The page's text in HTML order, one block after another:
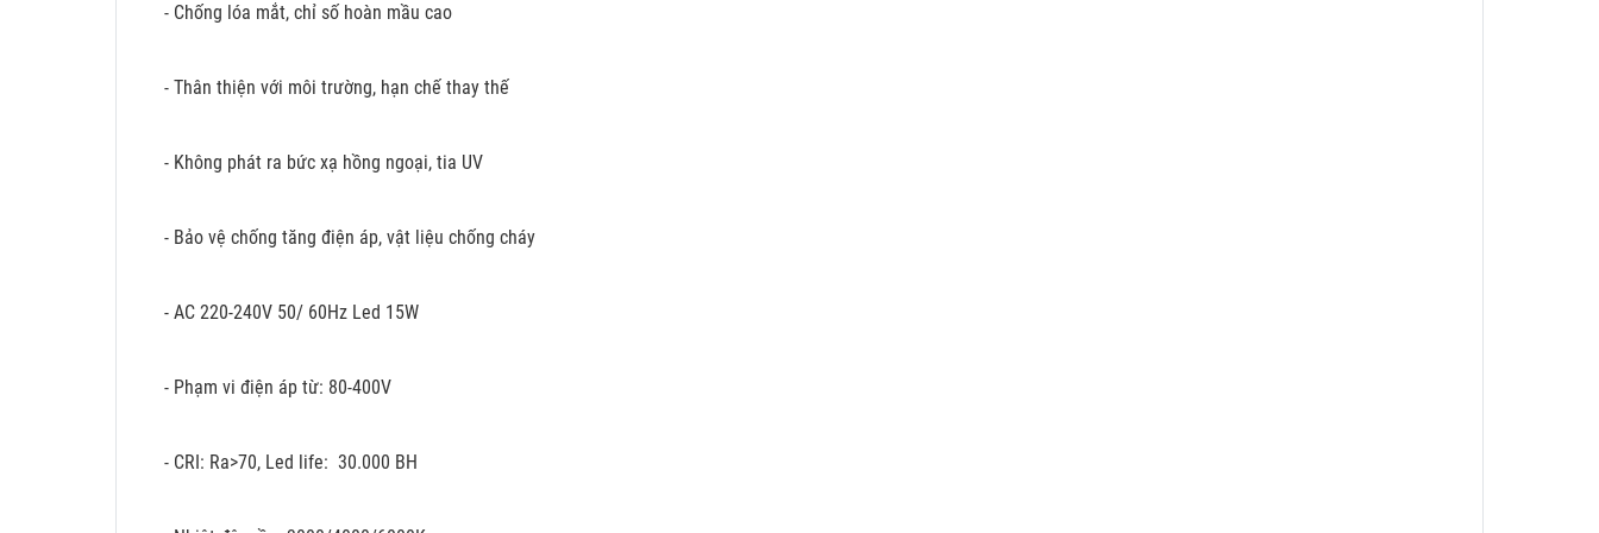
- Chống lóa mắt, chỉ số hoàn mầu cao
- Thân thiện với môi trường, hạn chế thay thế
- Không phát ra bức xạ hồng ngoại, tia UV
- Bảo vệ chống tăng điện áp, vật liệu chống cháy
- AC 220-240V 50/ 60Hz Led 15W
- Phạm vi điện áp từ: 80-400V
- CRI: Ra>70, Led life: 30.000 BH